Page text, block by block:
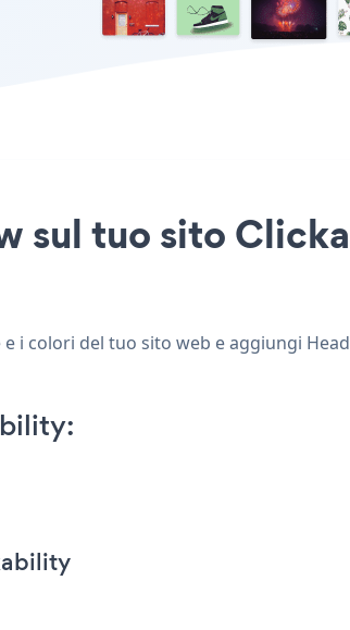
sul tuo sito
i colori del tuo sito web e aggiungi